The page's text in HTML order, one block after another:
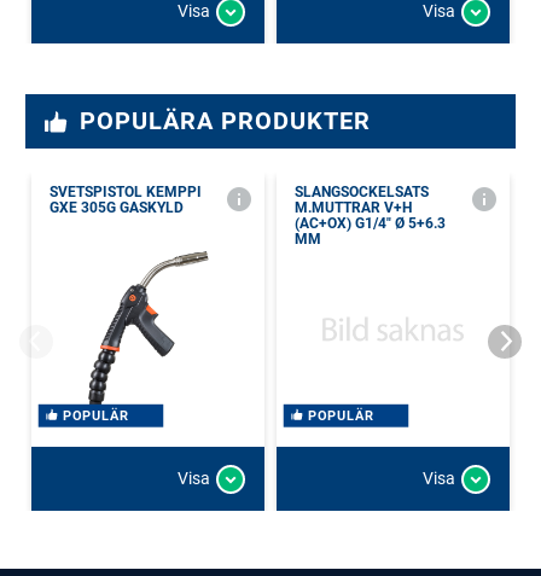
Visa Visa
POPULÄRA PRODUKTER
SVETSPISTOL KEMPPI
GXE 305G GASKYLD
POPULÄR
Visa
SLANGSOCKELSATS
M.MUTTRAR V+H
(AC+OX) G1/4" Ø 5+6.3
MM
POPULÄR
Visa